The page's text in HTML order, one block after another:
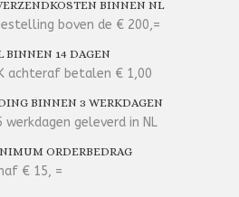
BINNEN NL
boven de € 200,=
BINNEN 14 DAGEN
achteraf betalen € 1,00
BINNEN 3 WERKDAGEN
werkdagen geleverd in NL
ORDERBEDRAG
€ 15, =